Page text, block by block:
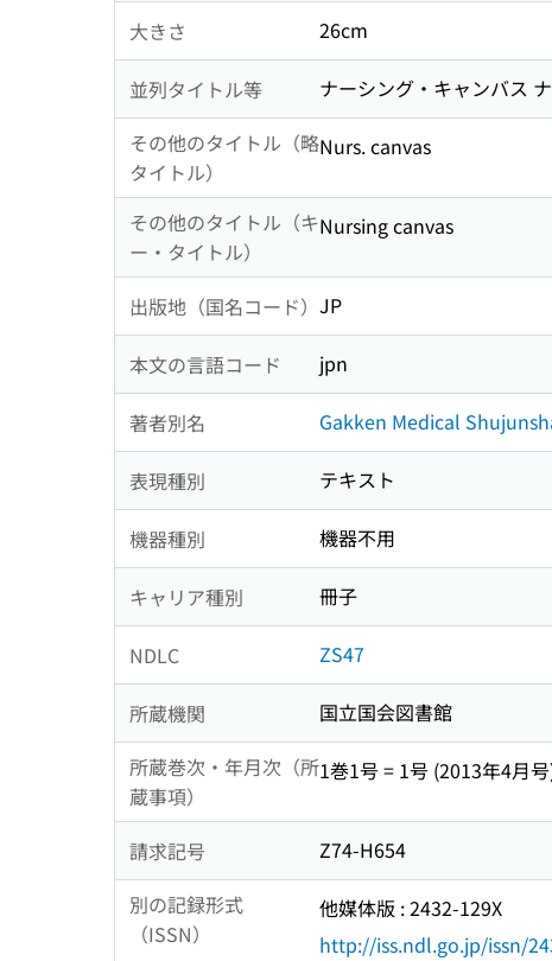
大きさ 26cm
並列タイトル等
ナーシング・キャンバス
その他のタイトル（略
タイトル）
Nurs. canvas
その他のタイトル（キ
ー・タイトル）
Nursing canvas
出版地（国名コード） JP
本文の言語コード jpn
著者別名 Gakken Medical
表現種別 テキスト
機器種別 機器不用
キャリア種別 冊子
NDLC ZS47
所蔵機関
国立国会図書館
所蔵巻次・年月次（所
蔵事項）
1巻1号 = 1号 (2013年4月
請求記号
Z74-H654
別の記録形式
（ISSN）
他媒体版 : 2432-129X
http://iss.ndl.go.jp/issn/